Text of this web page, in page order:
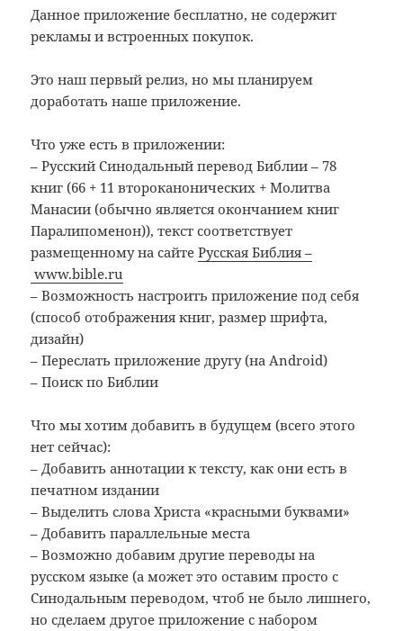
Данное приложение бесплатно, не содержит
рекламы и встроенных покупок.
Это наш первый релиз, но мы планируем
доработать наше приложение.
Что уже есть в приложении:
– Русский Синодальный перевод Библии – 78
книг (66 + 11 второканонических + Молитва
Манасии (обычно является окончанием книг
Паралипоменон)), текст соответствует
размещенному на сайтеРусская Библия –
www.bible.ru
– Возможность настроить приложение под себя
(способ отображения книг, размер шрифта,
дизайн)
– Переслать приложение другу (на Android)
– Поиск по Библии
Что мы хотим добавить в будущем (всего этого
нет сейчас):
– Добавить аннотации к тексту, как они есть в
печатном издании
– Выделить слова Христа «красными буквами»
– Добавить параллельные места
– Возможно добавим другие переводы на
русском языке (а может это оставим просто с
Синодальным переводом, чтоб не было лишнего,
но сделаем другое приложение с набором